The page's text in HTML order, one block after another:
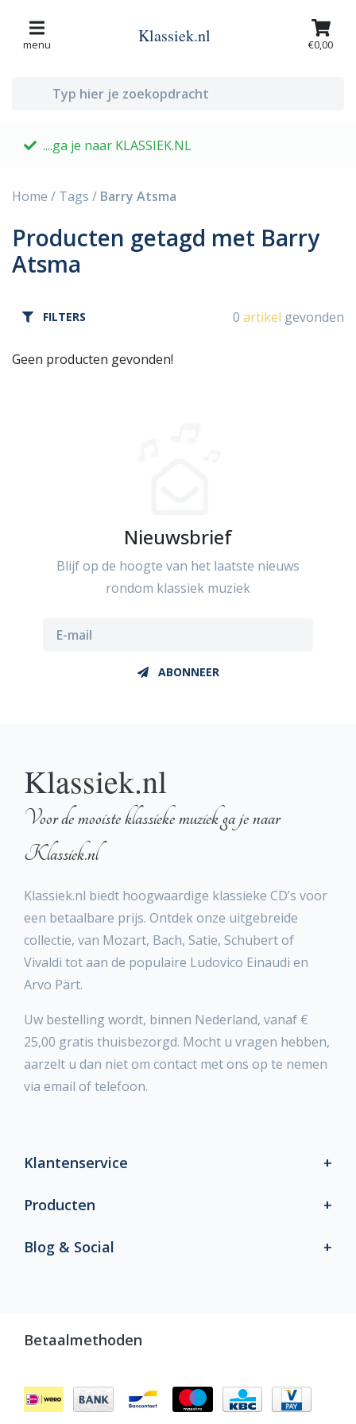
menu Klassiek.nl €0,00
....ga je naar KLASSIEK.NL
Home / Tags / Barry Atsma
Producten getagd met Barry
Atsma
FILTERS 0 artikel gevonden
Geen producten gevonden!
Nieuwsbrief
Blijf op de hoogte van het laatste nieuws
rondom klassiek muziek
ABONNEER
Klassiek.nl
Voor de mooiste klassieke muziek ga je naar
Klassiek.nl
Klassiek.nl biedt hoogwaardige klassieke CD’s voor
een betaalbare prijs. Ontdek onze uitgebreide
collectie, van Mozart, Bach, Satie, Schubert of
Vivaldi tot aan de populaire Ludovico Einaudi en
Arvo Pärt.
Uw bestelling wordt, binnen Nederland, vanaf €
25,00 gratis thuisbezorgd. Mocht u vragen hebben,
aarzelt u dan niet om contact met ons op te nemen
via email of telefoon.
Klantenservice
Producten
Blog & Social
Betaalmethoden